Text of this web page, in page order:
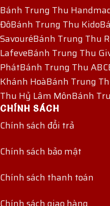
Bánh Trung Thu
ĐôBánh Trung Thu Kido
SavouréBánh Trung Thu
LafeveBánh Trung Thu
PhátBánh Trung Thu ABC
Khánh HoàBánh Trung
Thu Hỷ Lâm MônBánh
CHÍNH SÁCH
Chính sách đổi trả
Chính sách bảo mật
Chính sách thanh toán